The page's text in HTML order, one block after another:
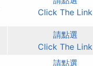
Click The Link
請點選
Click The Link
請點選